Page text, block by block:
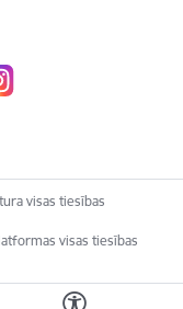
visas tiesības
visas tiesības